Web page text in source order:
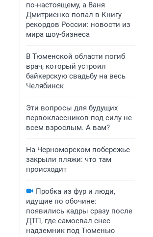
по-настоящему, а Ваня
Дмитриенко попал в Книгу
рекордов России: новости из
мира шоу-бизнеса
В Тюменской области погиб
врач, который устроил
байкерскую свадьбу на весь
Челябинск
Эти вопросы для будущих
первоклассников под силу не
всем взрослым. А вам?
На Черноморском побережье
закрыли пляжи: что там
происходит
Пробка из фур и люди,
идущие по обочине:
появились кадры сразу после
ДТП, где самосвал снес
надземник под Тюменью